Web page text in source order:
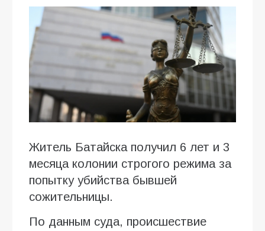
Житель Батайска получил 6 лет и 3
месяца колонии строгого режима за
попытку убийства бывшей
сожительницы.
По данным суда, происшествие